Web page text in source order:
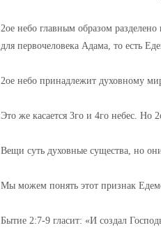
2ое небо главным образом
для первочеловека Адама, то есть
2ое небо принадлежит духовному
Это же касается 3го и 4го небес. Но
Вещи суть духовные существа, но
Мы можем понять этот признак
Бытие 2:7-9 гласит: «И создал